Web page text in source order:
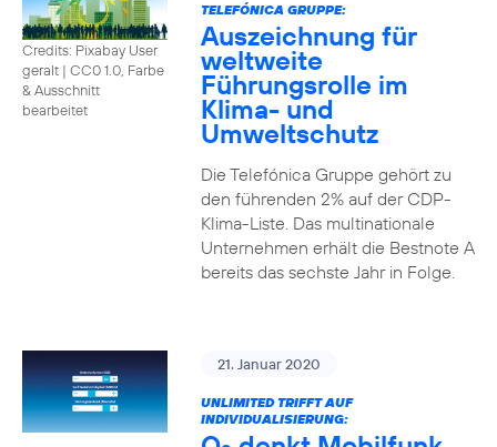
Credits: Pixabay User
geralt | CC0 1.0, Farbe
& Ausschnitt
bearbeitet
TELEFÓNICA GRUPPE:
Auszeichnung für
weltweite
Führungsrolle im
Klima- und
Umweltschutz
Die Telefónica Gruppe gehört zu
den führenden 2% auf der CDP-
Klima-Liste. Das multinationale
Unternehmen erhält die Bestnote A
bereits das sechste Jahr in Folge.
21. Januar 2020
UNLIMITED TRIFFT AUF
INDIVIDUALISIERUNG: